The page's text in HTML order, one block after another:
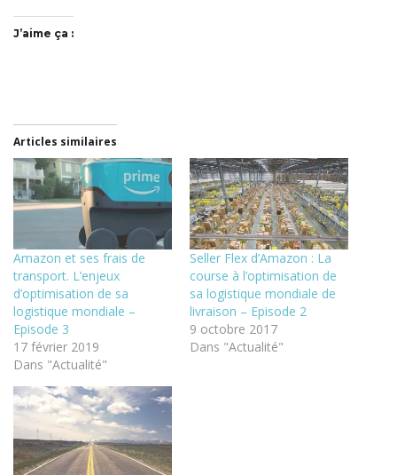
J’aime ça :
Articles similaires
Amazon et ses frais de
transport. L’enjeux
d’optimisation de sa
logistique mondiale –
Episode 3
17 février 2019
Dans "Actualité"
Seller Flex d’Amazon : La
course à l’optimisation de
sa logistique mondiale de
livraison – Episode 2
9 octobre 2017
Dans "Actualité"